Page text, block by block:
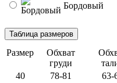
Бордовый
Размер
Обхват
груди
40 78-81 63-